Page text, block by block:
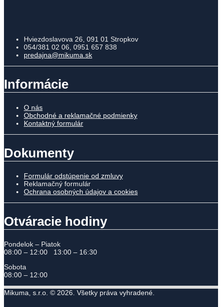
Hviezdoslavova 26, 091 01 Stropkov
054/381 02 06, 0951 657 838
predajna@mikuma.sk
Informácie
O nás
Obchodné a reklamačné podmienky
Kontaktný formulár
Dokumenty
Formulár odstúpenie od zmluvy
Reklamačný formulár
Ochrana osobných údajov a cookies
Otváracie hodiny
Pondelok – Piatok
08:00 – 12:00 13:00 – 16:30
Sobota
08:00 – 12:00
Mikuma, s.r.o. © 2026. Všetky práva vyhradené.